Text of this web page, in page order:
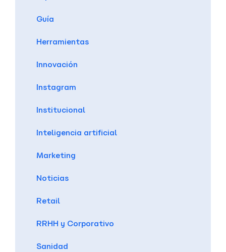
Guía
Herramientas
Innovación
Instagram
Institucional
Inteligencia artificial
Marketing
Noticias
Retail
RRHH y Corporativo
Sanidad